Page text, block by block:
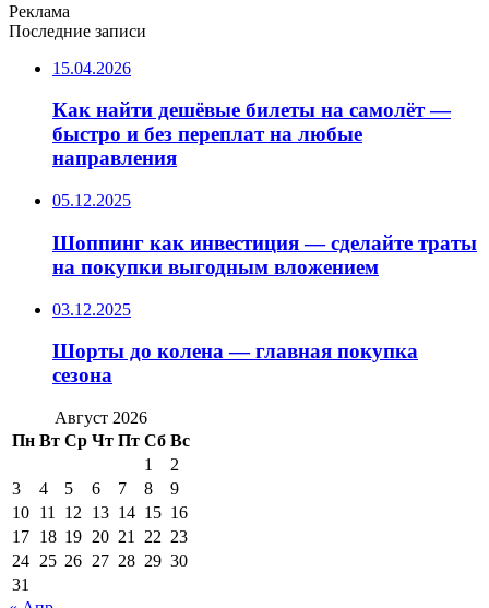
Реклама
Последние записи
15.04.2026
Как найти дешёвые билеты на самолёт —
быстро и без переплат на любые
направления
05.12.2025
Шоппинг как инвестиция — сделайте траты
на покупки выгодным вложением
03.12.2025
Шорты до колена — главная покупка
сезона
Август 2026
Пн Вт Ср Чт Пт Сб Вс
1
2
3
4 5 6 7 8
9
10 11 12 13 14 15 16
17 18 19 20 21 22 23
24 25 26 27 28 29 30
31